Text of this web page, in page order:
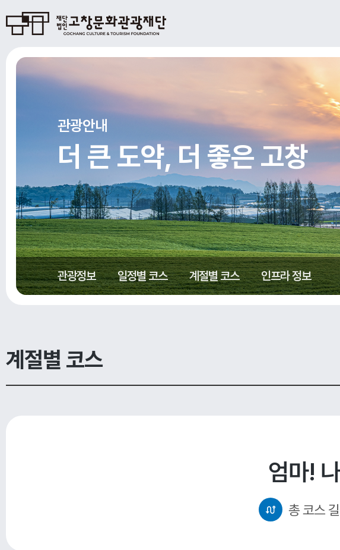
관광안내
더 큰 도약, 더 좋은 고창
관광정보 일정별 코스 계절별 코스 인프라 정보
계절별 코스
엄마!
총 코스